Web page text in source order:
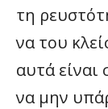
τη
να του
αυτά
να μην